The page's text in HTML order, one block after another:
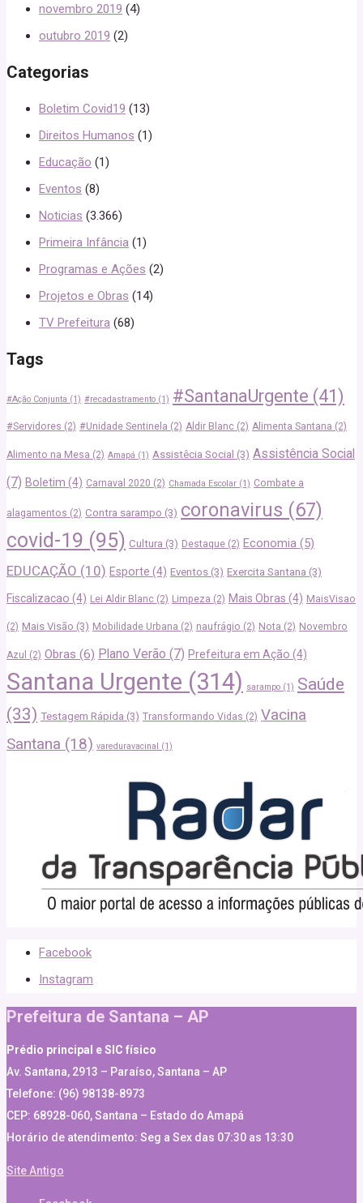
novembro 2019 (4)
outubro 2019 (2)
Categorias
Boletim Covid19 (13)
Direitos Humanos (1)
Educação (1)
Eventos (8)
Noticias (3.366)
Primeira Infância (1)
Programas e Ações (2)
Projetos e Obras (14)
TV Prefeitura (68)
Tags
#Ação Conjunta (1) #recadastramento (1) #SantanaUrgente (41)
#Servidores (2) #Unidade Sentinela (2) Aldir Blanc (2) Alimenta Santana (2)
Alimento na Mesa (2) Amapá (1) Assistêcia Social (3) Assistência Social
(7) Boletim (4) Carnaval 2020 (2) Chamada Escolar (1) Combate a
alagamentos (2) Contra sarampo (3) coronavirus (67)
covid-19 (95) Cultura (3) Destaque (2) Economia (5)
EDUCAÇÃO (10) Esporte (4) Eventos (3) Exercita Santana (3)
Fiscalizacao (4) Lei Aldir Blanc (2) Limpeza (2) Mais Obras (4) MaisVisao
(2) Mais Visão (3) Mobilidade Urbana (2) naufrágio (2) Nota (2) Novembro
Azul (2) Obras (6) Plano Verão (7) Prefeitura em Ação (4)
Santana Urgente (314) sarampo (1) Saúde
(33) Testagem Rápida (3) Transformando Vidas (2) Vacina
Santana (18) vareduravacinal (1)
Facebook
Instagram
Prefeitura de Santana – AP
Prédio principal e SIC físico
Av. Santana, 2913 – Paraíso, Santana – AP
Telefone: (96) 98138-8973
CEP: 68928-060, Santana – Estado do Amapá
Horário de atendimento: Seg a Sex das 07:30 as 13:30
Site Antigo